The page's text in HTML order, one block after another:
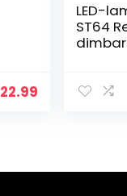
22.99
LED-
ST64